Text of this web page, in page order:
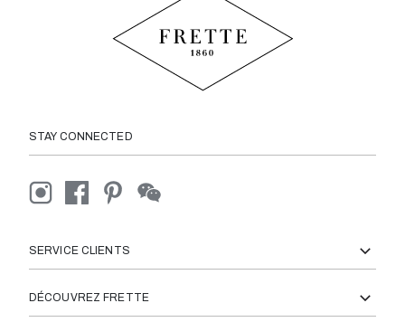
STAY CONNECTED
SERVICE CLIENTS
DÉCOUVREZ FRETTE